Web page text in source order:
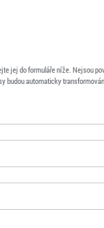
jej do formuláře níže. Nejsou
budou automaticky